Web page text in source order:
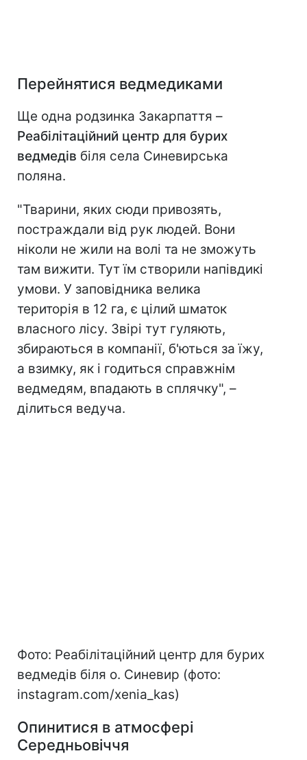
Перейнятися ведмедиками
Ще одна родзинка Закарпаття –
Реабілітаційний центр для бурих
ведмедів біля села Синевирська
поляна.
"Тварини, яких сюди привозять,
постраждали від рук людей. Вони
ніколи не жили на волі та не зможуть
там вижити. Тут їм створили напівдикі
умови. У заповідника велика
територія в 12 га, є цілий шматок
власного лісу. Звірі тут гуляють,
збираються в компанії, б'ються за їжу,
а взимку, як і годиться справжнім
ведмедям, впадають в сплячку", –
ділиться ведуча.
Фото: Реабілітаційний центр для бурих
ведмедів біля о. Синевир (фото:
instagram.com/xenia_kas)
Опинитися в атмосфері
Середньовіччя